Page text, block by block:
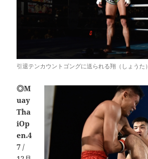
引退テンカウントゴングに送られる翔（しょうた）
◎M
uay
Tha
iOp
en.4
7 /